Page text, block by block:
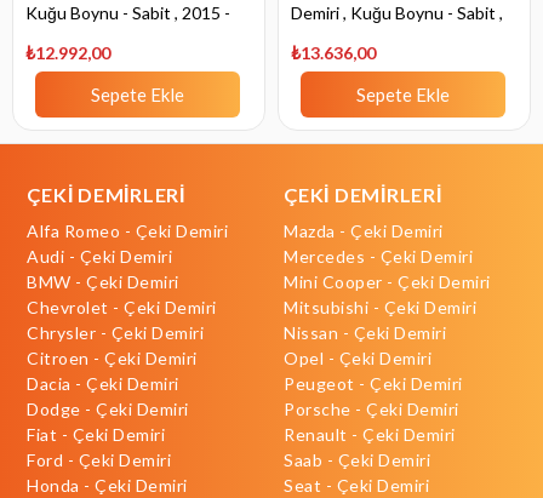
Kuğu Boynu - Sabit , 2015 -
₺12.992,00
Sepete Ekle
Demiri , Kuğu Boynu - Sabit ,
₺13.636,00
Sepete Ekle
ÇEKİ DEMİRLERİ
Alfa Romeo - Çeki Demiri
Audi - Çeki Demiri
BMW - Çeki Demiri
Chevrolet - Çeki Demiri
Chrysler - Çeki Demiri
Citroen - Çeki Demiri
Dacia - Çeki Demiri
Dodge - Çeki Demiri
Fiat - Çeki Demiri
Ford - Çeki Demiri
Honda - Çeki Demiri
ÇEKİ DEMİRLERİ
Mazda - Çeki Demiri
Mercedes - Çeki Demiri
Mini Cooper - Çeki Demiri
Mitsubishi - Çeki Demiri
Nissan - Çeki Demiri
Opel - Çeki Demiri
Peugeot - Çeki Demiri
Porsche - Çeki Demiri
Renault - Çeki Demiri
Saab - Çeki Demiri
Seat - Çeki Demiri